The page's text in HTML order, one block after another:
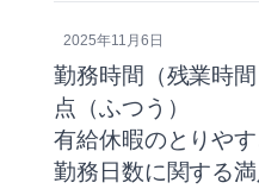
2025年11月6日
勤務時間（残業時
点（ふつう）
有給休暇のとりやす
勤務日数に関する